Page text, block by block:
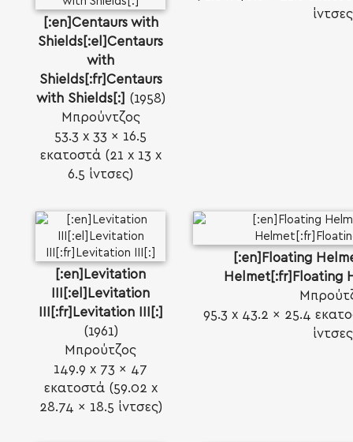
[:en]Centaurs with
Shields[:el]Centaurs
with
Shields[:fr]Centaurs
with Shields[:] (1958)
Μπρούντζος
53.3 x 33 x 16.5
εκατοστά (21 x 13 x
6.5 ίντσες)
[:en]Levitation
III[:el]Levitation
III[:fr]Levitation III[:]
(1961)
Μπρούτζος
149.9 x 73 x 47
εκατοστά (59.02 x
28.74 x 18.5 ίντσες)
[:en]Floating
Helmet[:fr]Floating
95.3 x 43.2 x 25.4